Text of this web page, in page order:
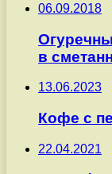
06.09.2018
в
13.06.2023
Кофе с
22.04.2021